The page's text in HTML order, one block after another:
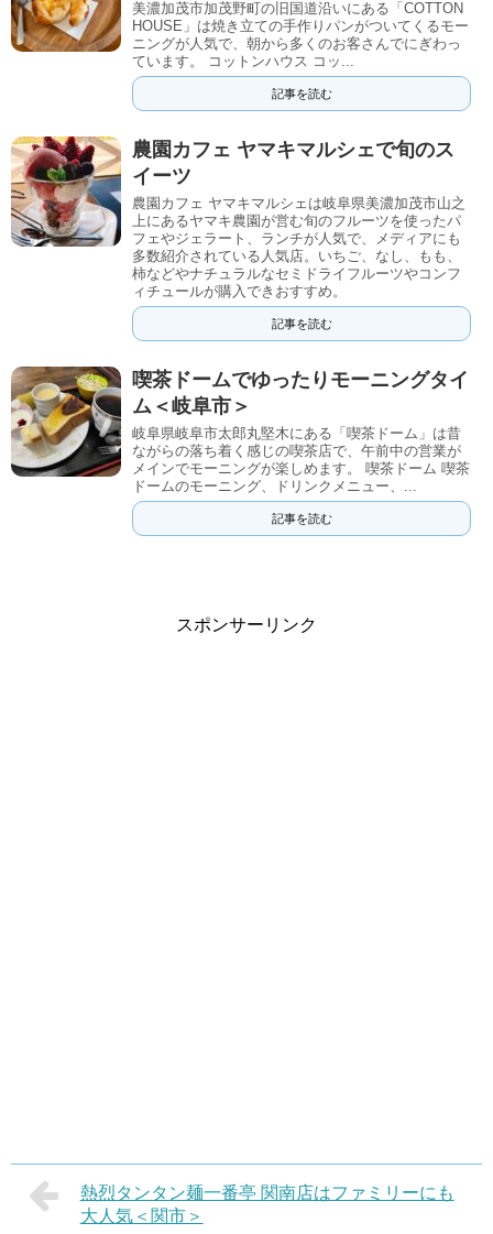
美濃加茂市加茂野町の旧国道沿いにある「COTTON
HOUSE」は焼き立ての手作りパンがついてくるモー
ニングが人気で、朝から多くのお客さんでにぎわっ
ています。 コットンハウス コッ...
記事を読む
農園カフェ ヤマキマルシェで旬のス
イーツ
農園カフェ ヤマキマルシェは岐阜県美濃加茂市山之
上にあるヤマキ農園が営む旬のフルーツを使ったパ
フェやジェラート、ランチが人気で、メディアにも
多数紹介されている人気店。いちご、なし、もも、
柿などやナチュラルなセミドライフルーツやコンフ
ィチュールが購入できおすすめ。
記事を読む
喫茶ドームでゆったりモーニングタイ
ム＜岐阜市＞
岐阜県岐阜市太郎丸堅木にある「喫茶ドーム」は昔
ながらの落ち着く感じの喫茶店で、午前中の営業が
メインでモーニングが楽しめます。 喫茶ドーム 喫茶
ドームのモーニング、ドリンクメニュー、...
記事を読む
スポンサーリンク
熱烈タンタン麺一番亭 関南店はファミリーにも
大人気＜関市＞